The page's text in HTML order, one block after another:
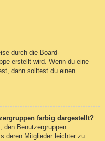
durch die Board-
erstellt wird. Wenn du eine
dann solltest du einen
farbig dargestellt?
den Benutzergruppen
deren Mitglieder leichter zu